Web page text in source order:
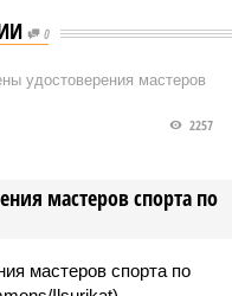
0
удостоверения мастеров
мастеров спорта по
2257